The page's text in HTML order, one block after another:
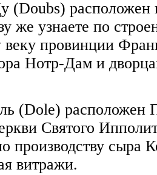
(Doubs) расположен
же узнаете по
веку провинции
Нотр-Дам и
(Dole) расположен
Святого
производству сыра
витражи.